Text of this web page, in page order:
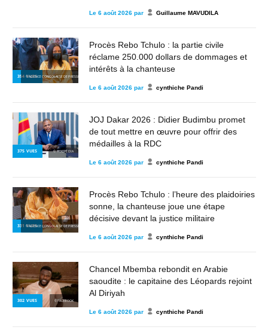
Le 6 août 2026 par Guillaume MAVUDILA
354 VUES
© AGENCE CONGOLAISE DE PRESSE
Procès Rebo Tchulo : la partie civile
réclame 250.000 dollars de dommages et
intérêts à la chanteuse
Le 6 août 2026 par cynthiche Pandi
375 VUES © WIKIPÉDIA
JOJ Dakar 2026 : Didier Budimbu promet
de tout mettre en œuvre pour offrir des
médailles à la RDC
Le 6 août 2026 par cynthiche Pandi
331 VUES
© AGENCE CONGOLAISE DE PRESSE
Procès Rebo Tchulo : l’heure des plaidoiries
sonne, la chanteuse joue une étape
décisive devant la justice militaire
Le 6 août 2026 par cynthiche Pandi
302 VUES © FACEBOOK
Chancel Mbemba rebondit en Arabie
saoudite : le capitaine des Léopards rejoint
Al Diriyah
Le 6 août 2026 par cynthiche Pandi